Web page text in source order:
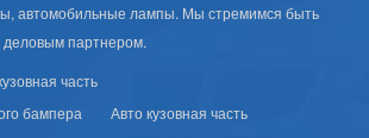
автомобильные лампы. Мы стремимся быть
партнером.
часть
бампера
Авто кузовная часть